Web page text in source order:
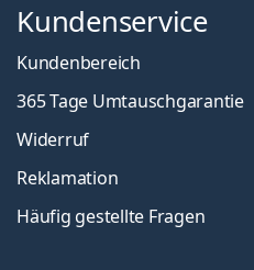
Kundenservice
Kundenbereich
365 Tage Umtauschgarantie
Widerruf
Reklamation
Häufig gestellte Fragen